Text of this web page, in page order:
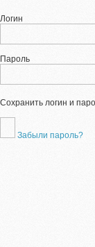
Логин
Пароль
Сохранить логин и
Забыли пароль?